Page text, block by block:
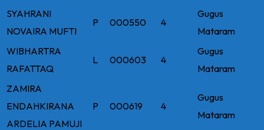
SYAHRANI
NOVAIRA MUFTI
P 000550 4
Gugus
Mataram
WIBHARTRA
RAFATTAQ
L 000603 4
Gugus
Mataram
ZAMIRA
ENDAHKIRANA
ARDELIA PAMUJI
P 000619 4
Gugus
Mataram